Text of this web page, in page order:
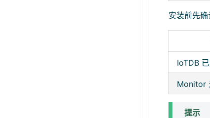
安装前先确
IoTDB
Monitor
提示